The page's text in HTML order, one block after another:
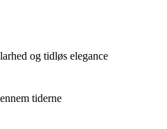
og tidløs elegance
tiderne